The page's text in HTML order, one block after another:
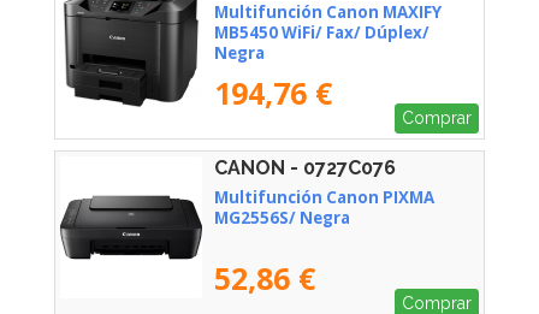
Multifunción Canon MAXIFY
MB5450 WiFi/ Fax/ Dúplex/
Negra
194,76 €
Comprar
CANON - 0727C076
Multifunción Canon PIXMA
MG2556S/ Negra
52,86 €
Comprar